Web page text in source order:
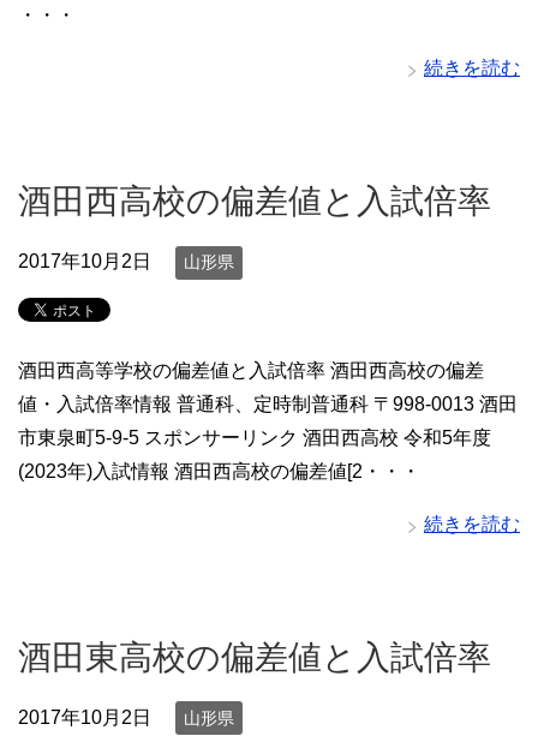
・・・
続きを読む
酒田西高校の偏差値と入試倍率
2017年10月2日 山形県
酒田西高等学校の偏差値と入試倍率 酒田西高校の偏差
値・入試倍率情報 普通科、定時制普通科 〒998-0013 酒田
市東泉町5-9-5 スポンサーリンク 酒田西高校 令和5年度
(2023年)入試情報 酒田西高校の偏差値[2・・・
続きを読む
酒田東高校の偏差値と入試倍率
2017年10月2日 山形県